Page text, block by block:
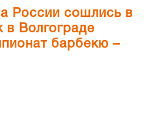
России сошлись в
в Волгограде
барбекю –